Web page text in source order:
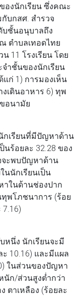
องนักเรียน ซึ่งคณะ
บกสศ. สำรวจ
บชั้นอนุบาลถึง
ตำบลเทอดไทย
11 โรงเรียน โดย
ำชั้นของนักเรียน
ก่ 1) การมองเห็น
เดินอาหาร 6) ทุพ
อนามัย
กเรียนที่มีปัญหาด้าน
นร้อยละ 32.28 ของ
จะพบปัญหาด้าน
นักเรียนเป็น
ในด้านช่องปาก
พโภชนาการ (ร้อย
นึ่ง นักเรียนจะมี
10.16) และมีแผล
ในส่วนของปัญหา
นัก/ส่วนสูงต่ำกว่า
ตาเหลือง (ร้อยละ